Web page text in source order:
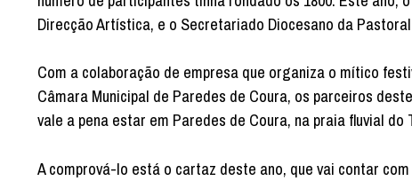
Direcção Artística, e o Secretariado Diocesano da
Com a colaboração de empresa que organiza o mítico
Câmara Municipal de Paredes de Coura, os parceiros
vale a pena estar em Paredes de Coura, na praia fluvial do
A comprová-lo está o cartaz deste ano, que vai contar